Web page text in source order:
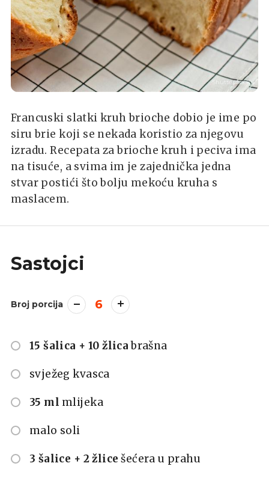
Shutterstock
Francuski slatki kruh brioche dobio je ime po
siru brie koji se nekada koristio za njegovu
izradu. Recepata za brioche kruh i peciva ima
na tisuće, a svima im je zajednička jedna
stvar postići što bolju mekoću kruha s
maslacem.
Sastojci
Broj porcija 6
15 šalica + 10 žlica brašna
svježeg kvasca
35 ml mlijeka
malo soli
3 šalice + 2 žlice šećera u prahu